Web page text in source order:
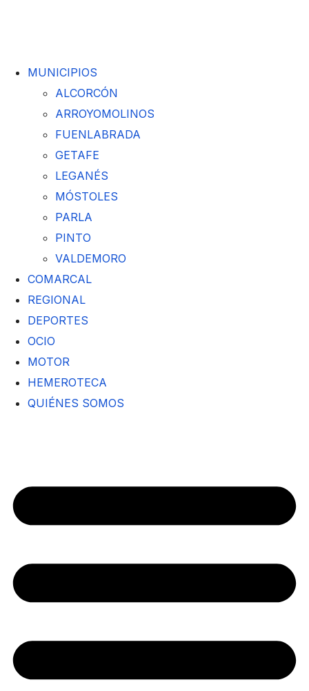
MUNICIPIOS
ALCORCÓN
ARROYOMOLINOS
FUENLABRADA
GETAFE
LEGANÉS
MÓSTOLES
PARLA
PINTO
VALDEMORO
COMARCAL
REGIONAL
DEPORTES
OCIO
MOTOR
HEMEROTECA
QUIÉNES SOMOS